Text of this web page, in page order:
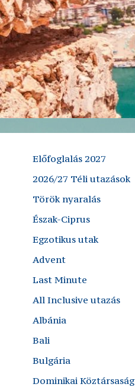
Előfoglalás 2027
2026/27 Téli utazások
Török nyaralás
Észak-Ciprus
Egzotikus utak
Advent
Last Minute
All Inclusive utazás
Albánia
Bali
Bulgária
Dominikai Köztársaság